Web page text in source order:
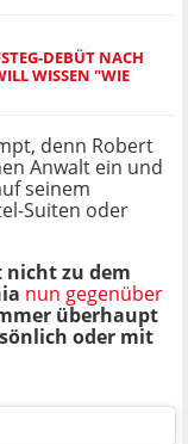
DEBÜT NACH
WISSEN "WIE
denn Robert
Anwalt ein und
seinem
Suiten oder
nicht zu dem
nun gegenüber
überhaupt
oder mit